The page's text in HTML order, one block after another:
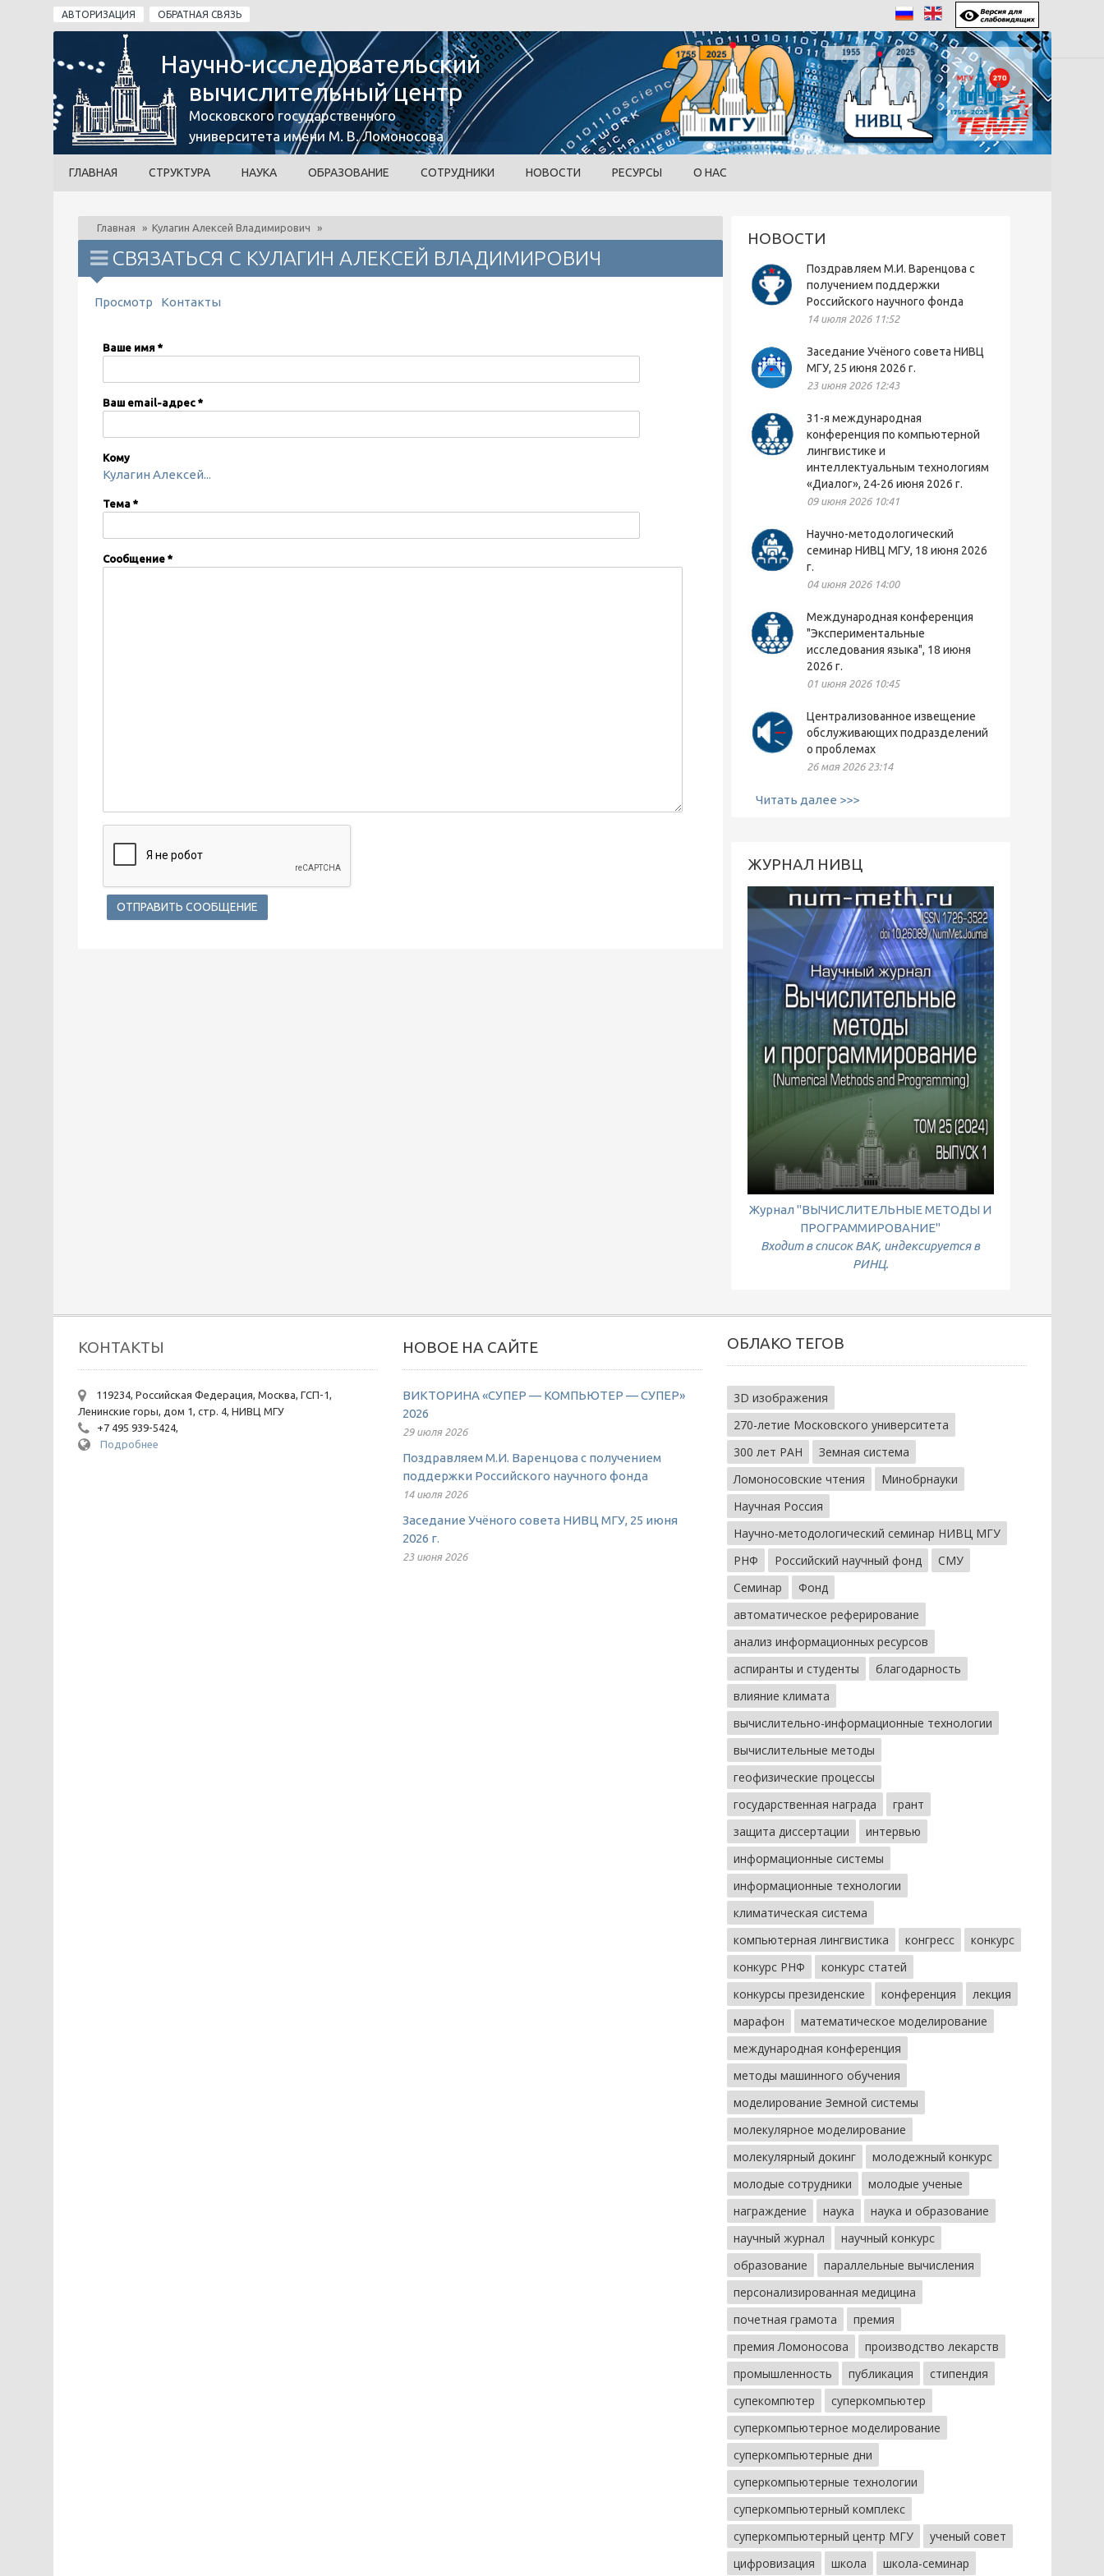
Перейти к основному содержанию
АВТОРИЗАЦИЯ ОБРАТНАЯ СВЯЗЬ
Научно-исследовательский
вычислительный центр
Московского государственного
университета имени М. В. Ломоносова
ГЛАВНАЯ СТРУКТУРА НАУКА ОБРАЗОВАНИЕ СОТРУДНИКИ НОВОСТИ РЕСУРСЫ О НАС
Главная » Кулагин Алексей Владимирович »
СВЯЗАТЬСЯ С КУЛАГИН АЛЕКСЕЙ ВЛАДИМИРОВИЧ
ГЛАВНЫЕ ВКЛАДКИ
Просмотр Контакты
Ваше имя *
Ваш email-адрес *
Кому
Кулагин Алексей...
Тема *
Сообщение *
НОВОСТИ
Поздравляем М.И. Варенцова с
получением поддержки
Российского научного фонда
14 июля 2026 11:52
Заседание Учёного совета НИВЦ
МГУ, 25 июня 2026 г.
23 июня 2026 12:43
31-я международная
конференция по компьютерной
лингвистике и
интеллектуальным технологиям
«Диалог», 24-26 июня 2026 г.
09 июня 2026 10:41
Научно-методологический
семинар НИВЦ МГУ, 18 июня 2026
г.
04 июня 2026 14:00
Международная конференция
"Экспериментальные
исследования языка", 18 июня
2026 г.
01 июня 2026 10:45
Централизованное извещение
обслуживающих подразделений
о проблемах
26 мая 2026 23:14
Читать далее >>>
ЖУРНАЛ НИВЦ
Журнал "ВЫЧИСЛИТЕЛЬНЫЕ МЕТОДЫ И
ПРОГРАММИРОВАНИЕ"
Входит в список ВАК, индексируется в
РИНЦ.
КОНТАКТЫ
119234, Российская Федерация, Москва, ГСП-1,
Ленинские горы, дом 1, стр. 4, НИВЦ МГУ
+7 495 939-5424,
Подробнее
НОВОЕ НА САЙТЕ
ВИКТОРИНА «СУПЕР — КОМПЬЮТЕР — СУПЕР»
2026
29 июля 2026
Поздравляем М.И. Варенцова с получением
поддержки Российского научного фонда
14 июля 2026
Заседание Учёного совета НИВЦ МГУ, 25 июня
2026 г.
23 июня 2026
ОБЛАКО ТЕГОВ
3D изображения
270-летие Московского университета
300 лет РАН
Земная система
Ломоносовские чтения
Минобрнауки
Научная Россия
Научно-методологический семинар НИВЦ МГУ
РНФ
Российский научный фонд
СМУ
Семинар
Фонд
автоматическое реферирование
анализ информационных ресурсов
аспиранты и студенты
благодарность
влияние климата
вычислительно-информационные технологии
вычислительные методы
геофизические процессы
государственная награда
грант
защита диссертации
интервью
информационные системы
информационные технологии
климатическая система
компьютерная лингвистика
конгресс
конкурс
конкурс РНФ
конкурс статей
конкурсы президенские
конференция
лекция
марафон
математическое моделирование
международная конференция
методы машинного обучения
моделирование Земной системы
молекулярное моделирование
молекулярный докинг
молодежный конкурс
молодые сотрудники
молодые ученые
награждение
наука
наука и образование
научный журнал
научный конкурс
образование
параллельные вычисления
персонализированная медицина
почетная грамота
премия
премия Ломоносова
производство лекарств
промышленность
публикация
стипендия
супекомпютер
суперкомпьютер
суперкомпьютерное моделирование
суперкомпьютерные дни
суперкомпьютерные технологии
суперкомпьютерный комплекс
суперкомпьютерный центр МГУ
ученый совет
цифровизация
школа школа-семинар